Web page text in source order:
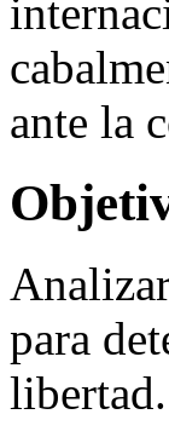
ante la
para
libertad.